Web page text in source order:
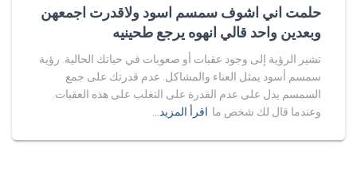
حلمت اني اشوف سمسم اسود ولاقدرت اجمعهن
وبعدين واحد قالي انهوه يرجع طحينيه
تشير الرؤية إلى وجود عقبات أو صعوبات في حياتك الحالية. رؤية
سمسم أسود يمثل العناء والمشاكل. عدم قدرتك على جمع
السمسم يدل على عدم القدرة على التغلب على هذه العقبات.
وعندما قال لك شخص ما اقرأ المزيد…